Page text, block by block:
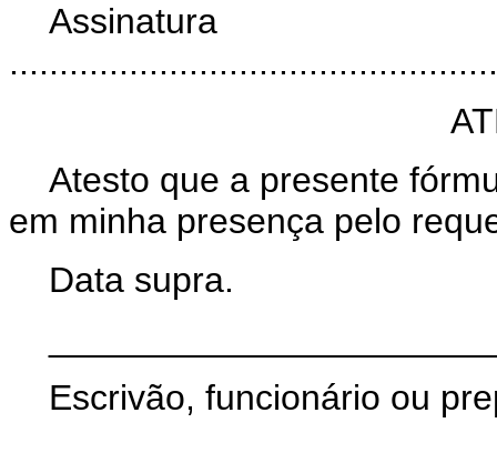
Assinatura
Atesto que a presente
em minha presença pelo
Data supra.
Escrivão, funcionário ou